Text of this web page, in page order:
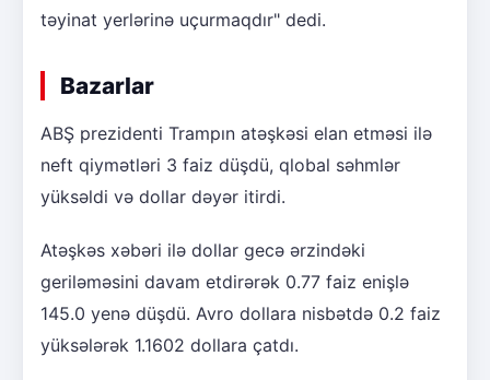
təyinat yerlərinə uçurmaqdır" dedi.
Bazarlar
ABŞ prezidenti Trampın atəşkəsi elan etməsi ilə
neft qiymətləri 3 faiz düşdü, qlobal səhmlər
yüksəldi və dollar dəyər itirdi.
Atəşkəs xəbəri ilə dollar gecə ərzindəki
geriləməsini davam etdirərək 0.77 faiz enişlə
145.0 yenə düşdü. Avro dollara nisbətdə 0.2 faiz
yüksələrək 1.1602 dollara çatdı.